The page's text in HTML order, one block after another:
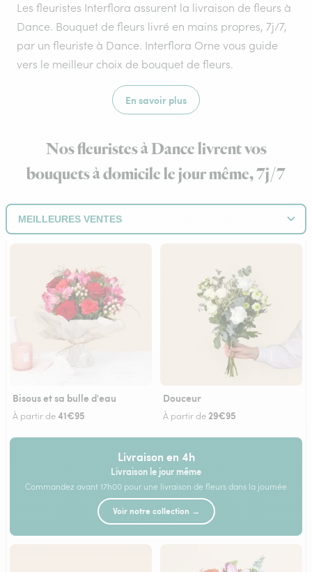
Les fleuristes Interflora assurent la livraison de fleurs à
Dance. Bouquet de fleurs livré en mains propres, 7j/7,
par un fleuriste à Dance. Interflora Orne vous guide
vers le meilleur choix de bouquet de fleurs.
En savoir plus
Nos fleuristes à Dance livrent vos
bouquets à domicile le jour même, 7j/7
Bisous et sa bulle d'eau
À partir de41€95
Douceur
À partir de 29€95
Livraison en 4h
Livraison le jour même
Commandez avant 17h00 pour une livraison de fleurs dans la journée
Voir notre collection →